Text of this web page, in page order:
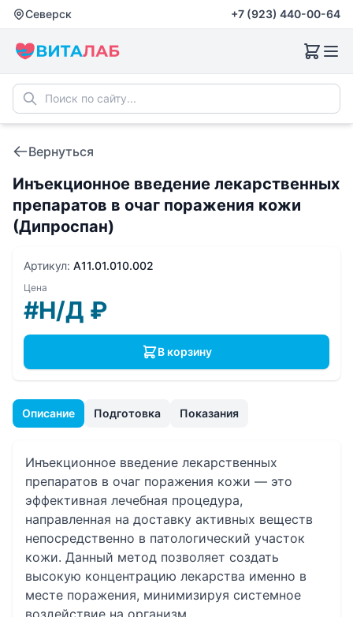
Северск +7 (923) 440-00-64
Вернуться
Инъекционное введение лекарственных
препаратов в очаг поражения кожи
(Дипроспан)
Описание Подготовка Показания
Инъекционное введение лекарственных
препаратов в очаг поражения кожи — это
эффективная лечебная процедура,
направленная на доставку активных веществ
непосредственно в патологический участок
кожи. Данный метод позволяет создать
высокую концентрацию лекарства именно в
месте поражения, минимизируя системное
воздействие на организм.
Артикул: A11.01.010.002
Цена
#Н/Д ₽
В корзину